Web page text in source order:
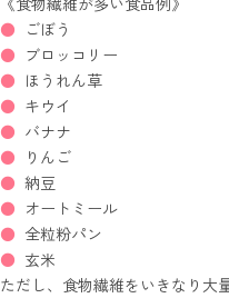
ごぼう
ブロッコリー
ほうれん草
キウイ
バナナ
りんご
納豆
オートミール
全粒粉パン
玄米
ただし、食物繊維をいきなり大